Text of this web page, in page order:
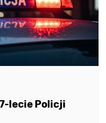
lecie Policji